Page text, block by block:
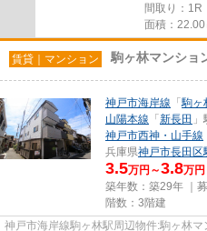
間取り：1R
面積：22.00
賃貸｜マンション 駒ヶ林マンショ
神戸市海岸線 「駒ヶ
山陽本線 「 新長田
神戸市西神・山手線
兵庫県神戸市長田区
3.5万円～3.8万円
築年数：築29年 ｜募
階数：3階建
神戸市海岸線駒ヶ林駅周辺物件:駒ヶ林マ